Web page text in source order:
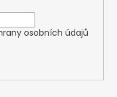
osobních údajů